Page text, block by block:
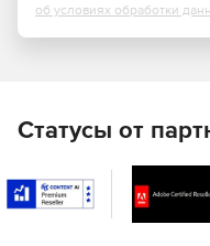
антивирусного ПО,
антивирусной
статистике
Управление
об условиях обработки
Статусы от